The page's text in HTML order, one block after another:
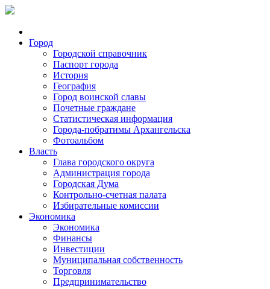
Город
Городской справочник
Паспорт города
История
География
Город воинской славы
Почетные граждане
Статистическая информация
Города-побратимы Архангельска
Фотоальбом
Власть
Глава городского округа
Администрация города
Городская Дума
Контрольно-счетная палата
Избирательные комиссии
Экономика
Экономика
Финансы
Инвестиции
Муниципальная собственность
Торговля
Предпринимательство